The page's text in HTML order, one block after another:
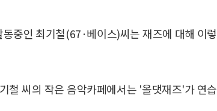
중인 최기철(67·베이스)씨는 재즈에 대해 이렇
철 씨의 작은 음악카페에서는 '올댓재즈'가 연습